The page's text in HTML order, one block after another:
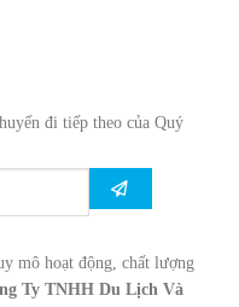
đi tiếp theo của Quý
mô hoạt động, chất lượng
Ty TNHH Du Lịch Và